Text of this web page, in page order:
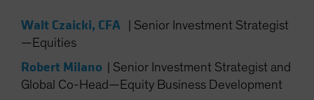
Walt Czaicki, CFA
Senior Investment Strategist
—Equities
Robert Milano
Senior Investment Strategist and
Global Co-Head—Equity Business Development